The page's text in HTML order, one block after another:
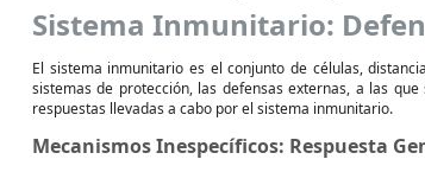
Sistema Inmunitario:
El sistema inmunitario es el conjunto de células,
sistemas de protección, las defensas externas, a las
respuestas llevadas a cabo por el sistema inmunitario.
Mecanismos Inespecíficos: Respuesta